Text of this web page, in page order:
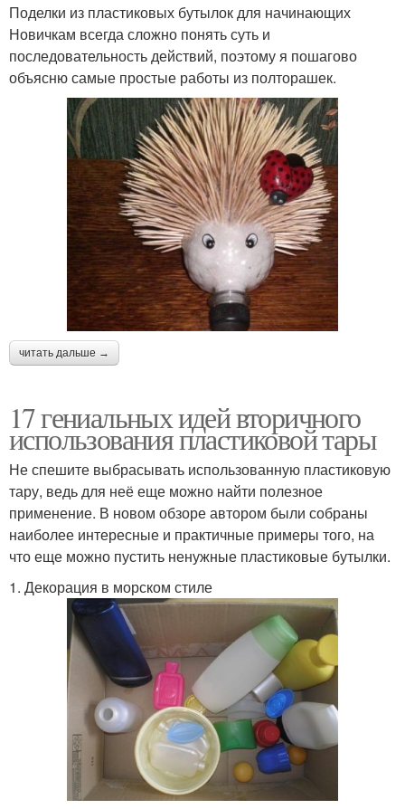
Поделки из пластиковых бутылок для начинающих
Новичкам всегда сложно понять суть и
последовательность действий, поэтому я пошагово
объясню самые простые работы из полторашек.
читать дальше →
17 гениальных идей вторичного
использования пластиковой тары
Не спешите выбрасывать использованную пластиковую
тару, ведь для неё еще можно найти полезное
применение. В новом обзоре автором были собраны
наиболее интересные и практичные примеры того, на
что еще можно пустить ненужные пластиковые бутылки.
1. Декорация в морском стиле